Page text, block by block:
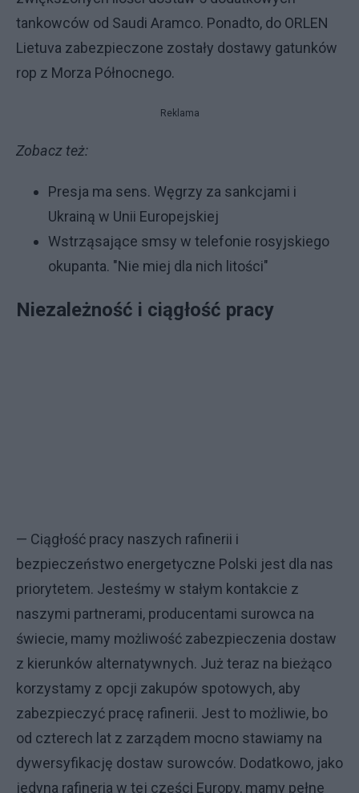
tankowców od Saudi Aramco. Ponadto, do ORLEN
Lietuva zabezpieczone zostały dostawy gatunków
rop z Morza Północnego.
Reklama
Zobacz też:
Presja ma sens. Węgrzy za sankcjami i
Ukrainą w Unii Europejskiej
Wstrząsające smsy w telefonie rosyjskiego
okupanta. "Nie miej dla nich litości"
Niezależność i ciągłość pracy
— Ciągłość pracy naszych rafinerii i
bezpieczeństwo energetyczne Polski jest dla nas
priorytetem. Jesteśmy w stałym kontakcie z
naszymi partnerami, producentami surowca na
świecie, mamy możliwość zabezpieczenia dostaw
z kierunków alternatywnych. Już teraz na bieżąco
korzystamy z opcji zakupów spotowych, aby
zabezpieczyć pracę rafinerii. Jest to możliwie, bo
od czterech lat z zarządem mocno stawiamy na
dywersyfikację dostaw surowców. Dodatkowo, jako
jedyna rafineria w tej części Europy, mamy pełne